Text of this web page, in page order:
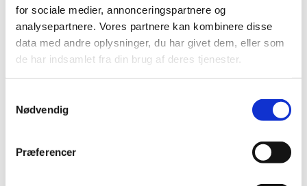
for sociale medier, annonceringspartnere og
analysepartnere. Vores partnere kan kombinere disse
data med andre oplysninger, du har givet dem, eller som
de har indsamlet fra din brug af deres tjenester.
Nødvendig
Præferencer
2018 (150)
2017 (167)
2016 (167)
2015 (33)
2013 (49)
november (6)